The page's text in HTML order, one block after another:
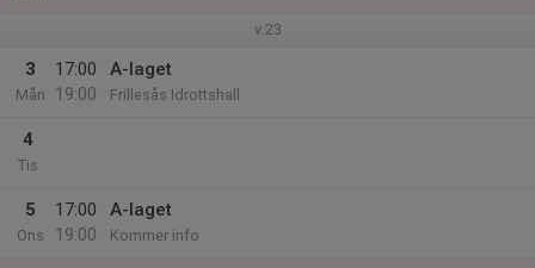
v.23
3
Mån
17:00
19:00
A-laget
Frillesås Idrottshall
4
Tis
5
Ons
17:00
19:00
A-laget
Kommer info